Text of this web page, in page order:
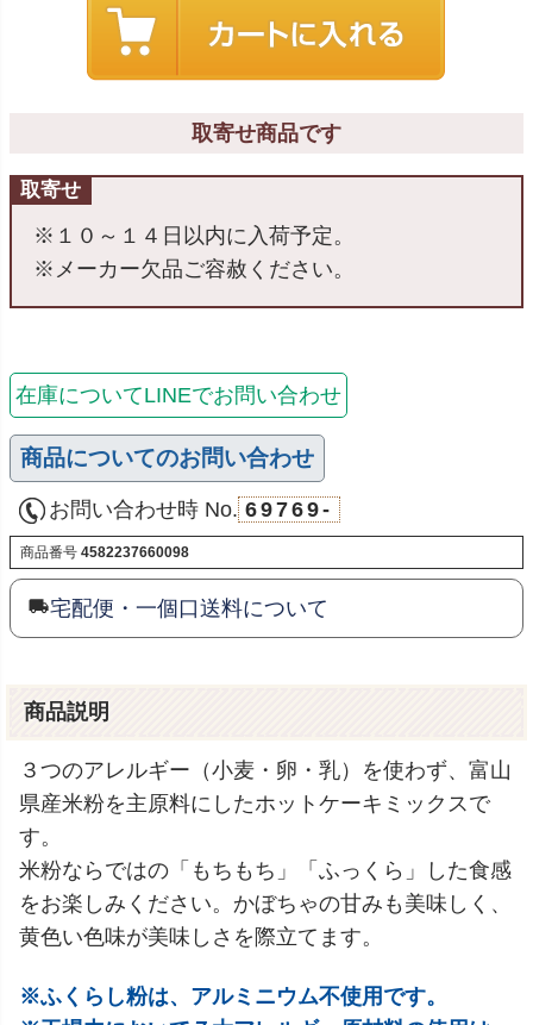
取寄せ商品です
取寄せ
※１０～１４日以内に入荷予定。
※メーカー欠品ご容赦ください。
在庫についてLINEでお問い合わせ
商品についてのお問い合わせ
お問い合わせ時 No. 69769-
商品番号 4582237660098
宅配便・一個口送料について
商品説明
３つのアレルギー（小麦・卵・乳）を使わず、富山
県産米粉を主原料にしたホットケーキミックスで
す。
米粉ならではの「もちもち」「ふっくら」した食感
をお楽しみください。かぼちゃの甘みも美味しく、
黄色い色味が美味しさを際立てます。
※ふくらし粉は、アルミニウム不使用です。